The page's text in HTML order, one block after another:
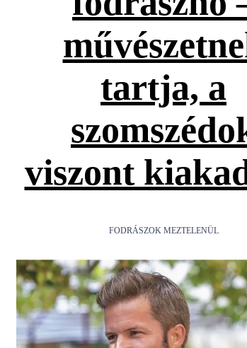
tartja, a
viszont
FODRÁSZOK MEZTELENÜL